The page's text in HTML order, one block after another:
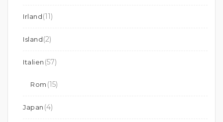
Irland(11)
Island(2)
Italien (57)
Rom (15)
Japan (4)